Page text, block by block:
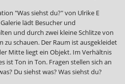
"Was siehst du?" von Ulrike E
lädt Besucher und
und durch zwei kleine Schlitze von
zu schauen. Der Raum ist ausgekleidet
Mitte liegt ein Objekt. Im Verhältnis
ist Ton in Ton. Fragen stellen sich an
Du siehst was? Was siehst du?